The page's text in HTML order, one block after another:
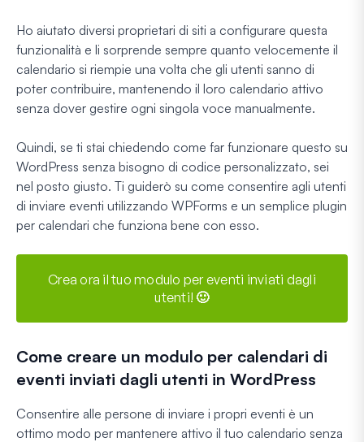
Ho aiutato diversi proprietari di siti a configurare questa
funzionalità e li sorprende sempre quanto velocemente il
calendario si riempie una volta che gli utenti sanno di
poter contribuire, mantenendo il loro calendario attivo
senza dover gestire ogni singola voce manualmente.
Quindi, se ti stai chiedendo come far funzionare questo su
WordPress senza bisogno di codice personalizzato, sei
nel posto giusto. Ti guiderò su come consentire agli utenti
di inviare eventi utilizzando WPForms e un semplice plugin
per calendari che funziona bene con esso.
Crea ora il tuo modulo per eventi inviati dagli
utenti! 🙂
Come creare un modulo per calendari di
eventi inviati dagli utenti in WordPress
Consentire alle persone di inviare i propri eventi è un
ottimo modo per mantenere attivo il tuo calendario senza